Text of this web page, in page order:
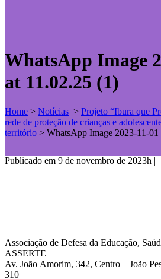
WhatsApp Image
at 11.02.25 (1)
Home > Notícias > Projeto “Ibura que
rede de proteção de crianças e
território > WhatsApp Image 2023-11-
Publicado em 9 de novembro de 2023h |
Associação de Defesa da Educação,
ASSERTE
Av. João Amorim, 342, Centro – João
310